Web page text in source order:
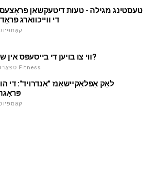
טעסטינג מגילה - טעות דיטעקשאַן פּראָצעס
די ווייכווארג
ווי צו בויען די בייסעפּס אין שטוב?
ספּאָרט און Fitness
לאַק אַפּלאַקיישאַנז "אַנדרויד": די